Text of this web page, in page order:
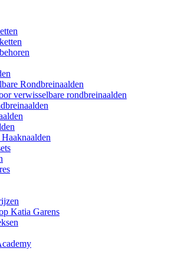
Rondbreinaalden
verwisselbare rondbreinaalden
Katia Garens